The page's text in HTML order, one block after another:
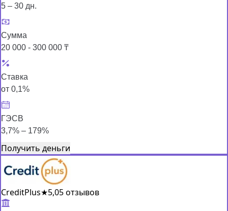
5 – 30 дн.
Сумма
20 000 - 300 000 ₸
Ставка
от 0,1%
ГЭСВ
3,7% – 179%
Получить деньги
CreditPlus★5,05 отзывов